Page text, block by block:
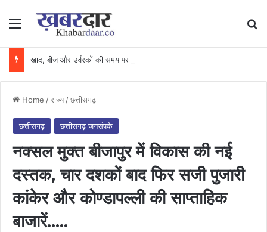
Menu
Home /राज्य /छत्तीसगढ़
छत्तीसगढ़ छत्तीसगढ़ जनसंपर्क
नक्सल मुक्त बीजापुर में विकास की नई
दस्तक, चार दशकों बाद फिर सजी पुजारी
कांकेर और कोण्डापल्ली की साप्ताहिक
बाजारें…..